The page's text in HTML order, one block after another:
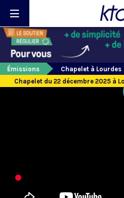
Émissions
Chapelet à Lourdes
Chapelet du 22 décembre 2025 à